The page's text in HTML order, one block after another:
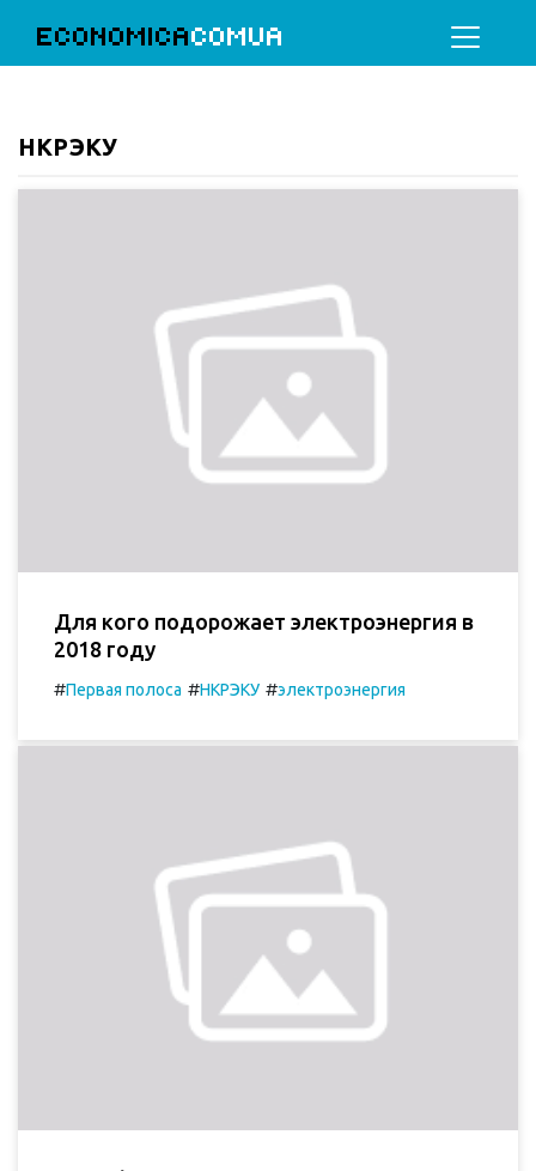
ECONOMICACOMUA
НКРЭКУ
Для кого подорожает электроэнергия в
2018 году
#Первая полоса #НКРЭКУ #электроэнергия